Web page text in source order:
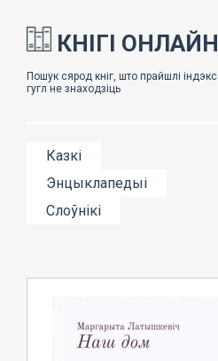
КНІГІ ОНЛАЙН
Казкі
Энцыклапедыі
Слоўнікі